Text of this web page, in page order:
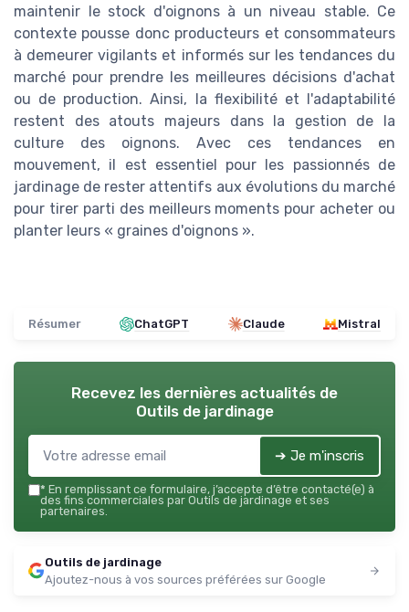
maintenir le stock d'oignons à un niveau stable. Ce
contexte pousse donc producteurs et consommateurs
à demeurer vigilants et informés sur les tendances du
marché pour prendre les meilleures décisions d'achat
ou de production. Ainsi, la flexibilité et l'adaptabilité
restent des atouts majeurs dans la gestion de la
culture des oignons. Avec ces tendances en
mouvement, il est essentiel pour les passionnés de
jardinage de rester attentifs aux évolutions du marché
pour tirer parti des meilleurs moments pour acheter ou
planter leurs « graines d'oignons ».
Résumer ChatGPT Claude Mistral
Recevez les dernières actualités de
Outils de jardinage
➔ Je m'inscris
* En remplissant ce formulaire, j’accepte d’être contacté(e) à
des fins commerciales par Outils de jardinage et ses
partenaires.
Outils de jardinage
Ajoutez-nous à vos sources préférées sur Google